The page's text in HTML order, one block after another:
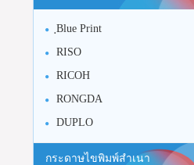
ฺBlue Print
RISO
RICOH
RONGDA
DUPLO
กระดาษไขพิมพ์สำเนา